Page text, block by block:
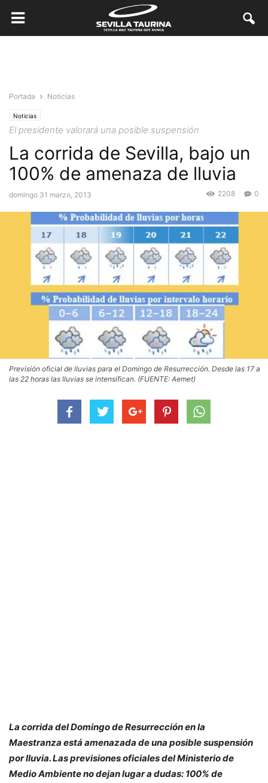
Portada Noticias
Noticias
El presidente valorará una posible suspensión
La corrida de Sevilla, bajo un
100% de amenaza de lluvia
domingo 31 marzo, 2013 0
2208
Previsión oficial de lluvias para el Domingo de Resurrección. Desde las 17 a
las 22 horas las lluvias se intensifican. (FUENTE: Aemet)
La corrida del Domingo de Resurrección en la
Maestranza está amenazada de una posible suspensión
por lluvia. Las previsiones oficiales del Ministerio de
Medio Ambiente no dejan lugar a dudas: 100% de